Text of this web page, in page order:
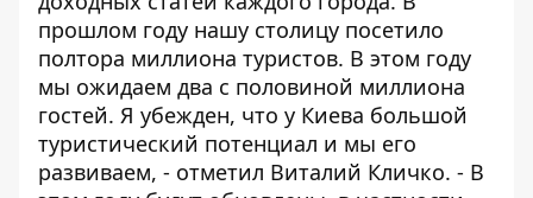
прошлом году нашу столицу посетило
полтора миллиона туристов. В этом году
мы ожидаем два с половиной миллиона
гостей. Я убежден, что у Киева большой
туристический потенциал и мы его
развиваем, - отметил Виталий Кличко. - В